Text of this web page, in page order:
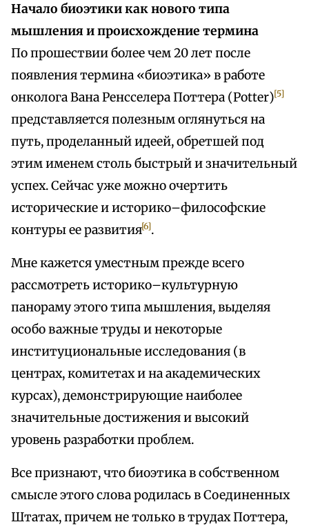
Начало биоэтики как нового типа
мышления и происхождение термина
По прошествии более чем 20 лет после
появления термина «биоэтика» в работе
онколога Вана Ренсселера Поттера (Potter)[5]
представляется полезным оглянуться на
путь, проделанный идеей, обретшей под
этим именем столь быстрый и значительный
успех. Сейчас уже можно очертить
исторические и историко–философские
контуры ее развития[6].
Мне кажется уместным прежде всего
рассмотреть историко–культурную
панораму этого типа мышления, выделяя
особо важные труды и некоторые
институциональные исследования (в
центрах, комитетах и на академических
курсах), демонстрирующие наиболее
значительные достижения и высокий
уровень разработки проблем.
Все признают, что биоэтика в собственном
смысле этого слова родилась в Соединенных
Штатах, причем не только в трудах Поттера,